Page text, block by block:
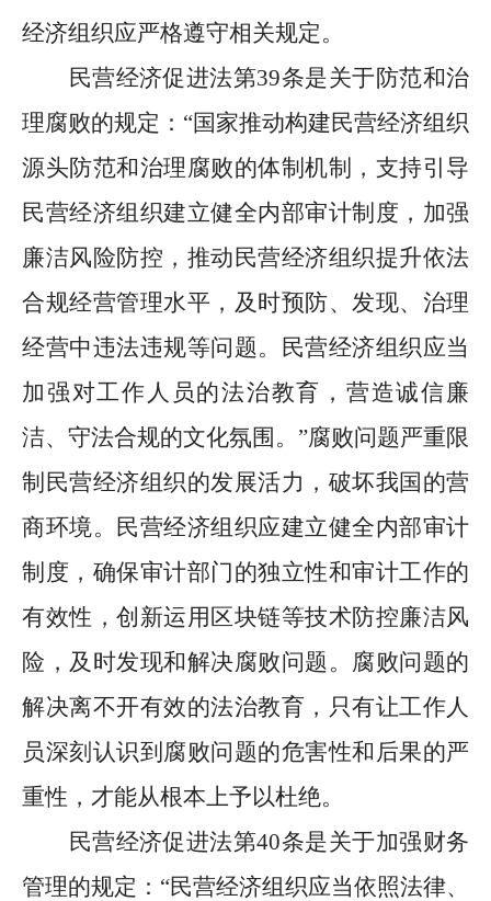
经济组织应严格遵守相关规定。
民营经济促进法第39条是关于防范和治
理腐败的规定： “国家推动构建民营经济组织
源头防范和治理腐败的体制机制，支持引导
民营经济组织建立健全内部审计制度，加强
廉洁风险防控，推动民营经济组织提升依法
合规经营管理水平，及时预防、发现、治理
经营中违法违规等问题。民营经济组织应当
加强对工作人员的法治教育，营造诚信廉
洁、守法合规的文化氛围。 ”腐败问题严重限
制民营经济组织的发展活力，破坏我国的营
商环境。民营经济组织应建立健全内部审计
制度，确保审计部门的独立性和审计工作的
有效性，创新运用区块链等技术防控廉洁风
险，及时发现和解决腐败问题。腐败问题的
解决离不开有效的法治教育，只有让工作人
员深刻认识到腐败问题的危害性和后果的严
重性，才能从根本上予以杜绝。
民营经济促进法第40条是关于加强财务
管理的规定： “民营经济组织应当依照法律、